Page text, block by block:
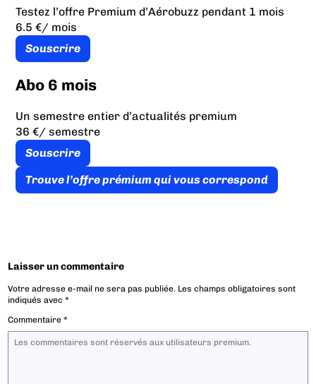
Testez l’offre Premium d’Aérobuzz pendant 1 mois
6.5 €/ mois
Souscrire
Abo 6 mois
Un semestre entier d’actualités premium
36 €/ semestre
Souscrire
Trouve l’offre prémium qui vous correspond
Laisser un commentaire
Votre adresse e-mail ne sera pas publiée. Les champs obligatoires sont
indiqués avec*
Commentaire*